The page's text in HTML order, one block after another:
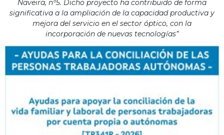
Naveira, nº5. Dicho proyecto ha contribuido de forma
significativa a la ampliación de la capacidad productiva y
mejora del servicio en el sector óptico, con la
incorporación de nuevas tecnologías”